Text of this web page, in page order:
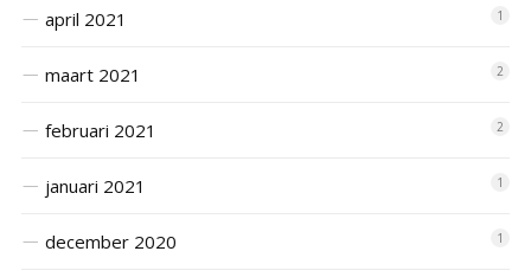
april 2021 1
maart 2021 2
februari 2021 2
januari 2021 1
december 2020 1